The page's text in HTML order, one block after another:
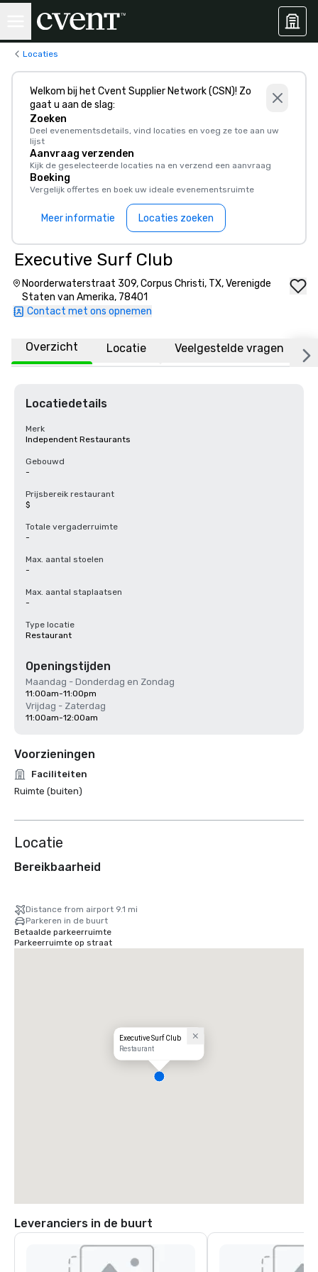
Locaties
Welkom bij het Cvent Supplier Network (CSN)! Zo
gaat u aan de slag:
Zoeken
Deel evenementsdetails, vind locaties en voeg ze toe aan uw
lijst
Aanvraag verzenden
Kijk de geselecteerde locaties na en verzend een aanvraag
Boeking
Vergelijk offertes en boek uw ideale evenementsruimte
Meer informatie Locaties zoeken
Executive Surf Club
Noorderwaterstraat 309, Corpus Christi, TX, Verenigde
Staten van Amerika, 78401
Contact met ons opnemen
Overzicht Locatie Veelgestelde vragen
Locatiedetails
Merk
Independent Restaurants
Gebouwd
-
Prijsbereik restaurant
$
Totale vergaderruimte
-
Max. aantal stoelen
-
Max. aantal staplaatsen
-
Type locatie
Restaurant
Openingstijden
Maandag - Donderdag en Zondag
11:00am-11:00pm
Vrijdag - Zaterdag
11:00am-12:00am
Voorzieningen
Faciliteiten
Ruimte (buiten)
Locatie
Bereikbaarheid
Distance from airport 9.1 mi
Parkeren in de buurt
Betaalde parkeerruimte
Parkeerruimte op straat
Executive Surf Club
Restaurant
Leveranciers in de buurt